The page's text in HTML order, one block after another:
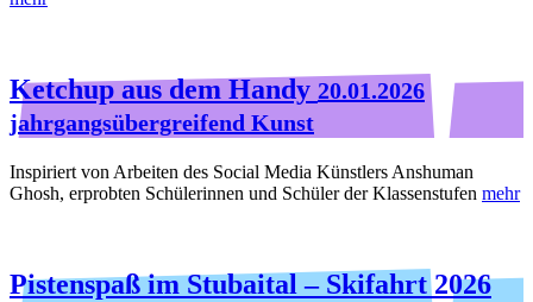
Ketchup aus dem Handy 20.01.2026
jahrgangsübergreifend Kunst
Inspiriert von Arbeiten des Social Media Künstlers Anshuman
Ghosh, erprobten Schülerinnen und Schüler der Klassenstufen mehr
Pistenspaß im Stubaital – Skifahrt 2026